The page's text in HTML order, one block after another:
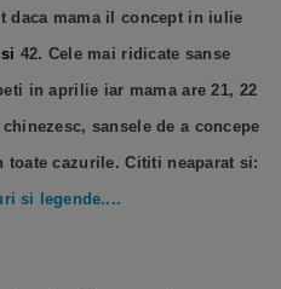
daca mama il concept in iulie
si 42. Cele mai ridicate sanse
in aprilie iar mama are 21, 22
sansele de a concepe
toate cazurile. Cititi neaparat si:
si legende....